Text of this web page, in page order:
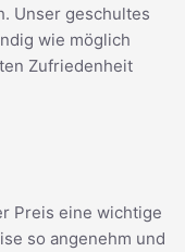
Unser geschultes
wie möglich
Zufriedenheit
Preis eine wichtige
so angenehm und